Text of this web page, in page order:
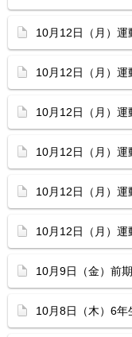
10月12日（月）
10月12日（月）
10月12日（月）
10月12日（月）
10月12日（月）
10月12日（月）運
10月9日（金）前
10月8日（木）6年